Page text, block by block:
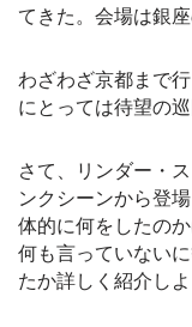
てきた。会場は銀
わざわざ京都まで
にとっては待望の巡
さて、リンダー・
ンクシーンから登
体的に何をしたの
何も言っていない
たか詳しく紹介しよ